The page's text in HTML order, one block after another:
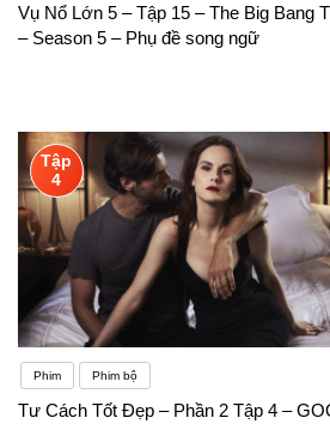
Vụ Nổ Lớn 5 – Tập 15 – The Big Bang
– Season 5 – Phụ đề song ngữ
Tập
4
Phim Phim bộ
Tư Cách Tốt Đẹp – Phần 2 Tập 4 –